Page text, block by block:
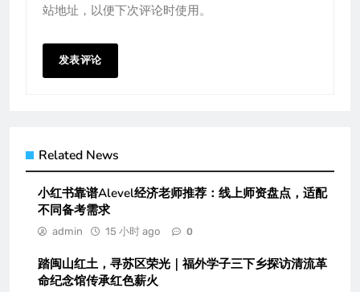
站地址，以便下次评论时使用。
Related News
小红书靠谱Alevel经济老师推荐：线上师资盘点，适配
不同备考需求
admin 15 小时 ago 0
踏闽山红土，寻苏区荣光｜福外学子三下乡探访清流革
命纪念馆传承红色薪火